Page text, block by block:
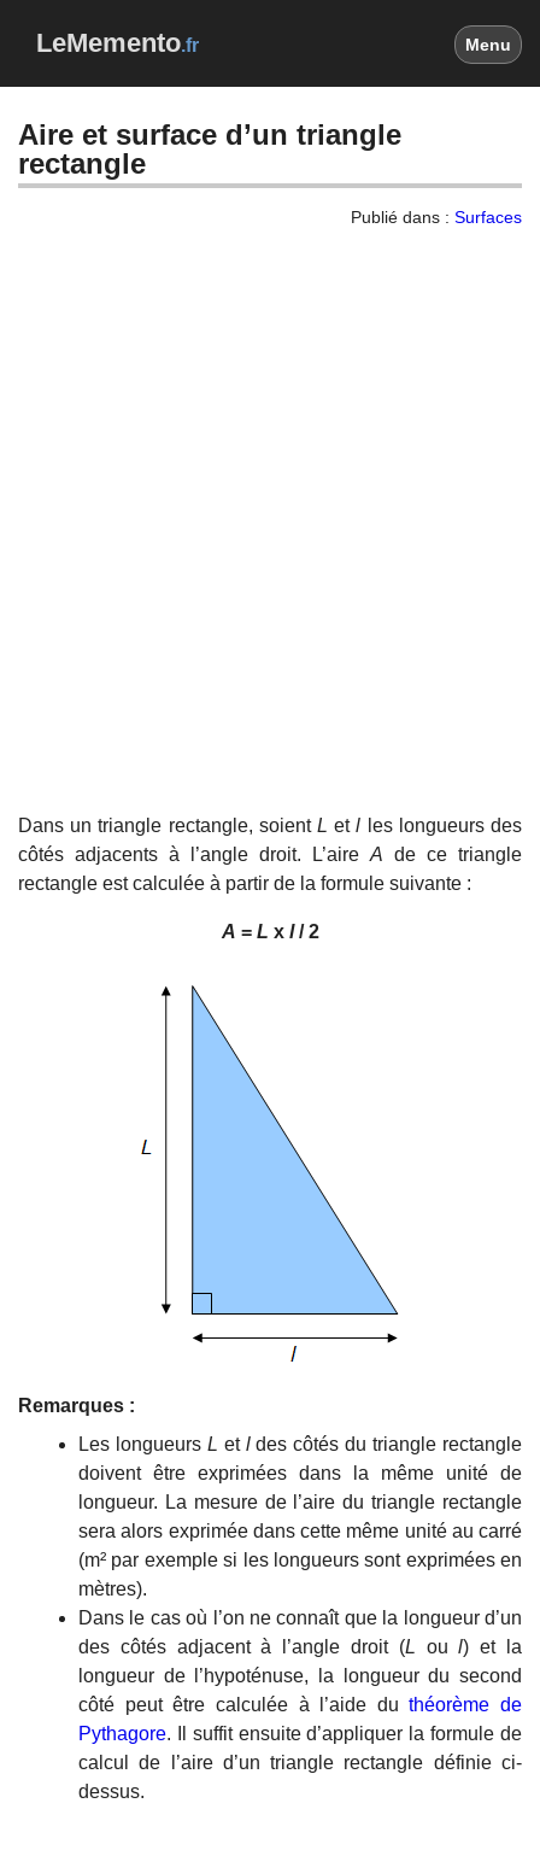
LeMemento.fr Menu
Aire et surface d’un triangle
rectangle
Publié dans : Surfaces
Dans un triangle rectangle, soient L etl les longueurs des
côtés adjacents à l’angle droit. L’aire A de ce triangle
rectangle est calculée à partir de la formule suivante :
A = L x l/ 2
Remarques :
Les longueurs L et ldes côtés du triangle rectangle
doivent être exprimées dans la même unité de
longueur. La mesure de l’aire du triangle rectangle
sera alors exprimée dans cette même unité au carré
(m² par exemple si les longueurs sont exprimées en
mètres).
Dans le cas où l’on ne connaît que la longueur d’un
des côtés adjacent à l’angle droit (L oul) et la
longueur de l’hypoténuse, la longueur du second
côté peut être calculée à l’aide duthéorème de
Pythagore. Il suffit ensuite d’appliquer la formule de
calcul de l’aire d’un triangle rectangle définie ci-
dessus.